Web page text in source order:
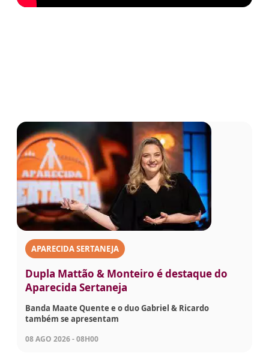
APARECIDA SERTANEJA
Dupla Mattão & Monteiro é destaque do
Aparecida Sertaneja
Banda Maate Quente e o duo Gabriel & Ricardo
também se apresentam
08 AGO 2026 - 08H00